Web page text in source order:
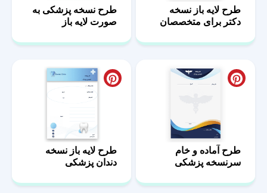
طرح لایه باز نسخه
دکتر برای متخصصان
طرح نسخه پزشکی به
صورت لایه باز
طرح آماده و خام
سرنسخه پزشکی
طرح لایه باز نسخه
دندان پزشکی